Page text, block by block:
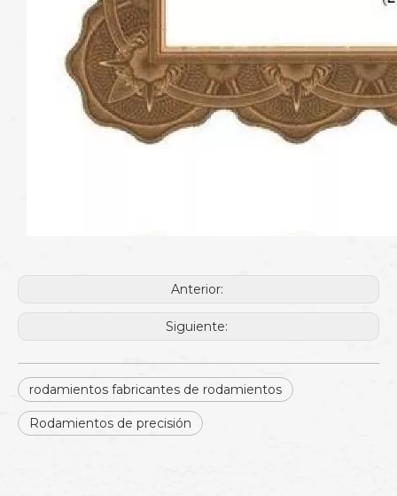
Anterior:
Siguiente:
rodamientos fabricantes de rodamientos
Rodamientos de precisión